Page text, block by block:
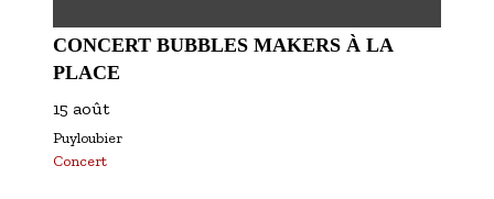
CONCERT BUBBLES MAKERS À LA
PLACE
15 août
Puyloubier
Concert